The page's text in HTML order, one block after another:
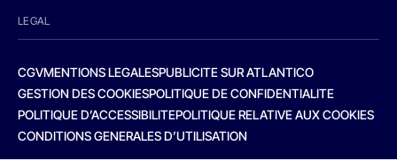
LEGAL
CGVMENTIONS LEGALESPUBLICITE SUR ATLANTICO
GESTION DES COOKIESPOLITIQUE DE CONFIDENTIALITE
POLITIQUE D’ACCESSIBILITEPOLITIQUE RELATIVE AUX COOKIES
CONDITIONS GENERALES D’UTILISATION